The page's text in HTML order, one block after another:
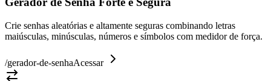
Crie senhas aleatórias e altamente seguras combinando letras
maiúsculas, minúsculas, números e símbolos com medidor de força.
/gerador-de-senhaAcessar